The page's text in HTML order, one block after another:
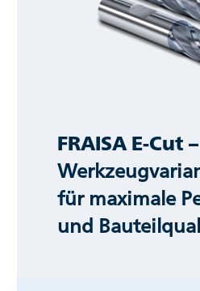
FRAISA E-Cut –
für maximale
und